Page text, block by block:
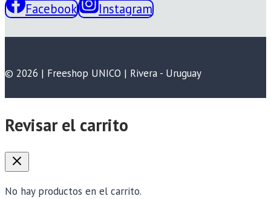
Facebook Instagram
© 2026 | Freeshop UNICO | Rivera - Uruguay
Revisar el carrito
No hay productos en el carrito.